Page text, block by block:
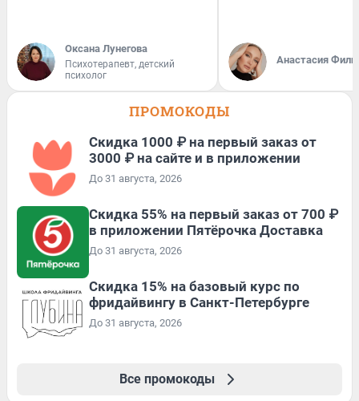
Оксана Лунегова
Психотерапевт, детский
психолог
Анастасия
ПРОМОКОДЫ
Скидка 1000 ₽ на первый заказ от
3000 ₽ на сайте и в приложении
До 31 августа, 2026
Скидка 55% на первый заказ от 700 ₽
в приложении Пятёрочка Доставка
До 31 августа, 2026
Скидка 15% на базовый курс по
фридайвингу в Санкт-Петербурге
До 31 августа, 2026
Все промокоды